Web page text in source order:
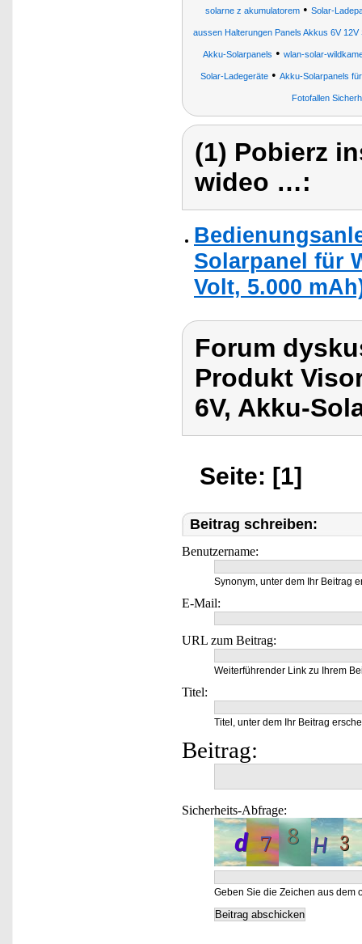
solarne z akumulatorem• Solar-
aussen Halterungen Panels Akkus 6V 12V
Akku-Solarpanels • wlan-solar-
Solar-Ladegeräte • Akku-Solarpanels
Fotofallen
(1) Pobierz
wideo …:
Solarpanel für
Volt, 5.000
Forum
Produkt
6V, Akku-
Seite: [1]
Beitrag schreiben:
Benutzername:
Synonym, unter dem Ihr Beitrag
E-Mail:
URL zum Beitrag:
Weiterführender Link zu Ihrem
Titel:
Titel, unter dem Ihr Beitrag
Beitrag:
Sicherheits-Abfrage:
Geben Sie die Zeichen aus dem